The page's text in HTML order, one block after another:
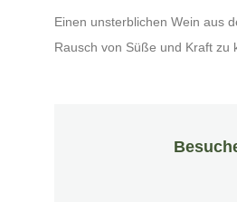
Einen unsterblichen Wein aus
Rausch von Süße und Kraft zu